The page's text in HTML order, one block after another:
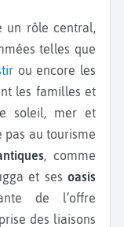
telles que
ou encore les
les familles et
soleil, mer et
pas au tourisme
, comme
et ses oasis
de l’offre
des liaisons